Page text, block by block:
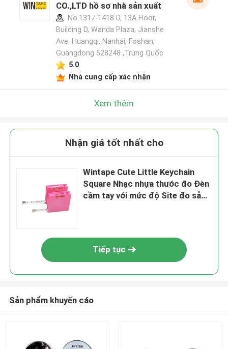
CO.,LTD hồ sơ nhà sản xuất
No.1317-1418 D, 13A Floor,
Building D, Wanda Plaza, Jianshe
Ave. Huangqi, Nanhai, Foshan,
Guangdong 528248 ,Trung Quốc
5.0
Nhà cung cấp xác nhận
Xem thêm
Nhận giá tốt nhất cho
Wintape Cute Little Keychain
Square Nhạc nhựa thước đo Đèn
cầm tay với mức độ Site đo sản
Tiếp tục
Sản phẩm khuyến cáo